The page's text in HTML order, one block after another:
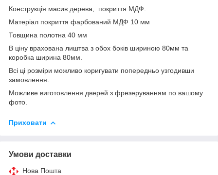
Конструкція масив дерева, покриття МДФ.
Матеріал покриття фарбований МДФ 10 мм
Товщина полотна 40 мм
В ціну врахована лиштва з обох боків шириною 80мм та
коробка ширина 80мм.
Всі ці розміри можливо коригувати попередньо узгодивши
замовлення.
Можливе виготовлення дверей з фрезеруванням по вашому
фото.
Приховати
Умови доставки
Нова Пошта